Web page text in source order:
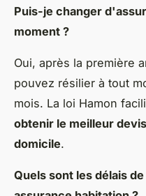
Puis-je changer
moment ?
Oui, après la première
pouvez résilier à tout
mois. La loi Hamon
obtenir le meilleur
domicile.
Quels sont les délais